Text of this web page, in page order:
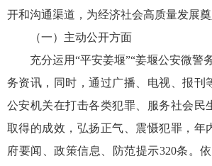
开和沟通渠道，为经济社会高质量发展奠
（一）主动公开方面
充分运用“平安姜堰”“姜堰公安微警
务资讯，同时，通过广播、电视、报刊
公安机关在打击各类犯罪、服务社会民
取得的成效，弘扬正气、震慑犯罪，年
府要闻、政策信息、防范提示320条。